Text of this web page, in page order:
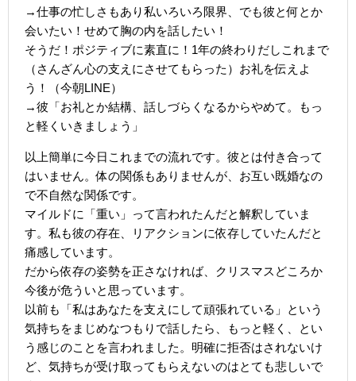
→仕事の忙しさもあり私いろいろ限界、でも彼と何とか
会いたい！せめて胸の内を話したい！
そうだ！ポジティブに素直に！1年の終わりだしこれまで
（さんざん心の支えにさせてもらった）お礼を伝えよ
う！（今朝LINE）
→彼「お礼とか結構、話しづらくなるからやめて。もっ
と軽くいきましょう」
以上簡単に今日これまでの流れです。彼とは付き合って
はいません。体の関係もありませんが、お互い既婚なの
で不自然な関係です。
マイルドに「重い」って言われたんだと解釈していま
す。私も彼の存在、リアクションに依存していたんだと
痛感しています。
だから依存の姿勢を正さなければ、クリスマスどころか
今後が危ういと思っています。
以前も「私はあなたを支えにして頑張れている」という
気持ちをまじめなつもりで話したら、もっと軽く、とい
う感じのことを言われました。明確に拒否はされないけ
ど、気持ちが受け取ってもらえないのはとても悲しいで